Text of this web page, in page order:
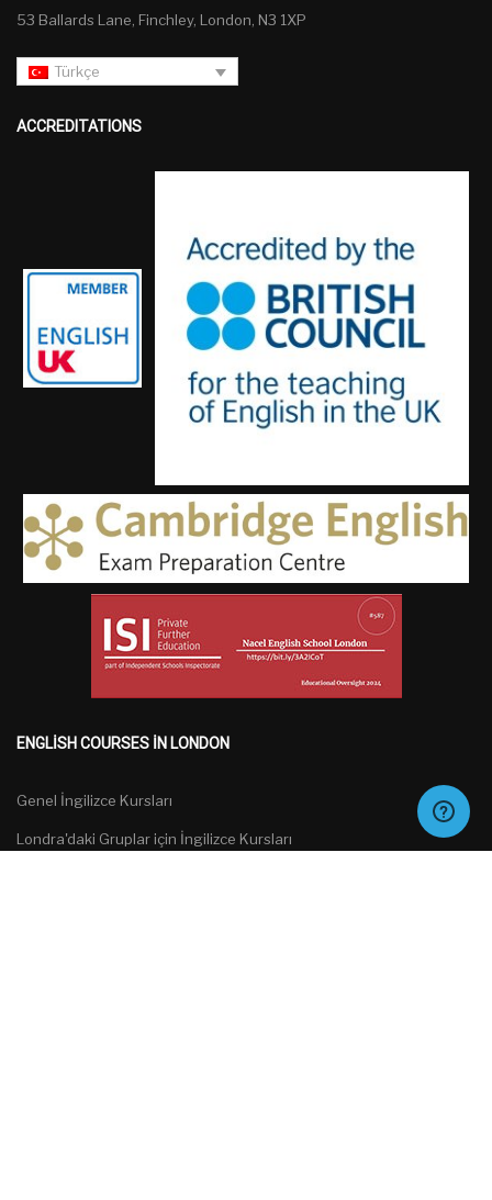
53 Ballards Lane, Finchley, London, N3 1XP
Türkçe
ACCREDITATIONS
ENGLISH COURSES IN LONDON
Genel İngilizce Kursları
Londra'daki Gruplar için İngilizce Kursları